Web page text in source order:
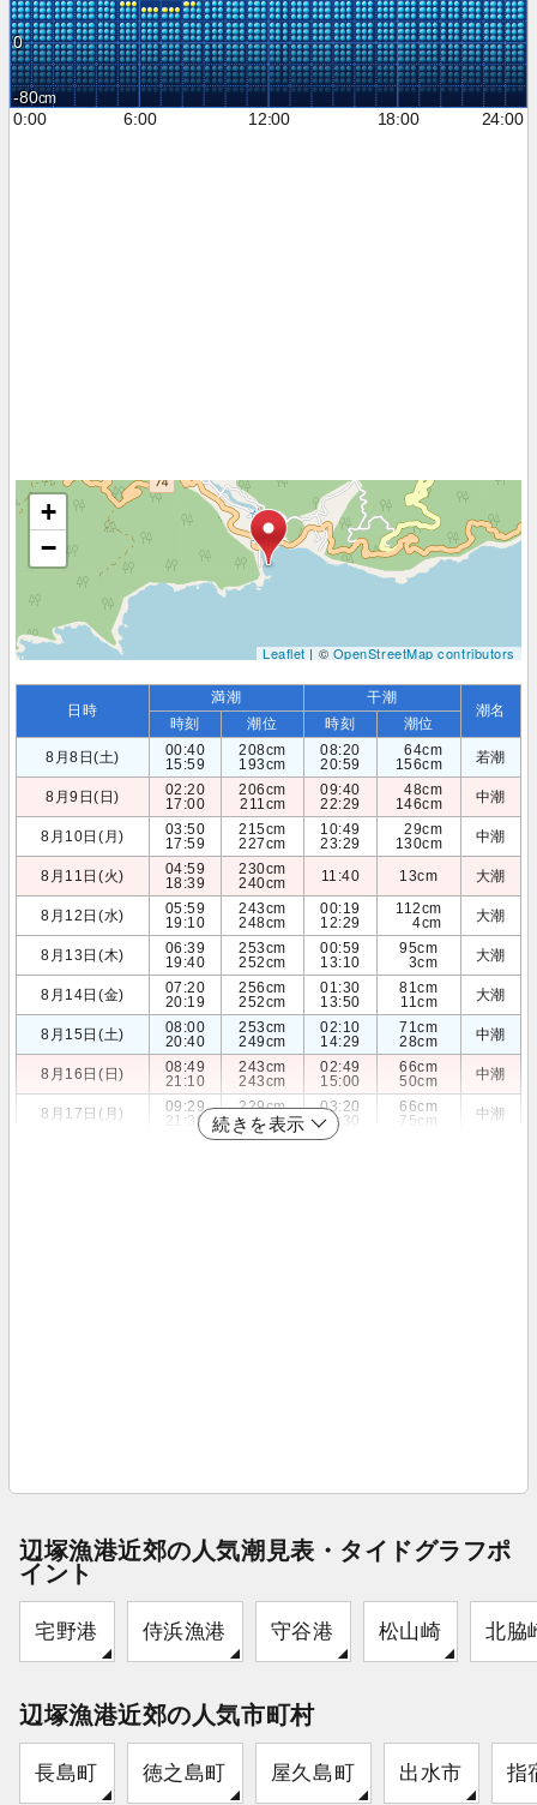
0
-80
0:00
6:00 12:00 18:00 24:00
+
−
Leaflet| ©OpenStreetMap contributors
日時
満潮 干潮
潮名
時刻 潮位 時刻
潮位
8月8日(土)
00:40
15:59
208cm
193cm
08:20
20:59
64cm
156cm
若潮
8月9日(日)
02:20
17:00
206cm
211cm
09:40
22:29
48cm
146cm
中潮
8月10日(月)
03:50
17:59
215cm
227cm
10:49
23:29
29cm
130cm
中潮
8月11日(火)
04:59
18:39
230cm
240cm
11:40 13cm 大潮
8月12日(水)
05:59
19:10
243cm
248cm
00:19
12:29
112cm
4cm
大潮
8月13日(木)
06:39
19:40
253cm
252cm
00:59
13:10
95cm
3cm
大潮
8月14日(金)
07:20
20:19
256cm
252cm
01:30
13:50
81cm
11cm
大潮
8月15日(土)
08:00
20:40
253cm
249cm
02:10
14:29
71cm
28cm
中潮
8月16日(日)
08:49
21:10
243cm
243cm
02:49
15:00
66cm
50cm
中潮
8月17日(月)
09:29
21:39
229cm
235cm
03:20
15:30
66cm
75cm
中潮
続きを表示
辺塚漁港近郊の人気潮見表・タイドグラフポ
イント
宅野港 侍浜漁港 守谷港 松山崎 北脇
辺塚漁港近郊の人気市町村
長島町 徳之島町 屋久島町 出水市 指